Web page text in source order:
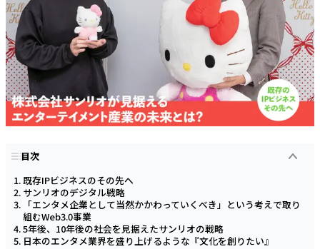
目次
既存IPビジネスのその先へ
サンリオのデジタル戦略
「エンタメ企業として当然かかわっていくべき」という考えで取り
組むWeb3.0事業
5年後、10年後の社会を見据えたサンリオの戦略
日本のエンタメ業界を盛り上げるような『文化を創りたい』